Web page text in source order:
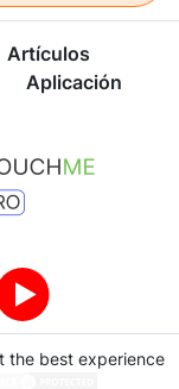
Artículos
Aplicación
the best experience